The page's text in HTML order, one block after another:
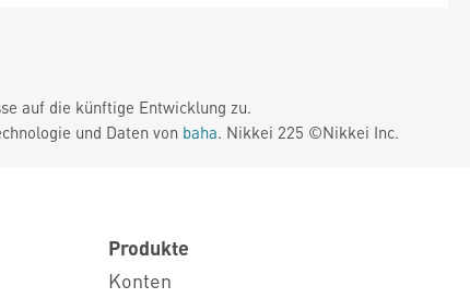
auf die künftige Entwicklung zu.
und Daten von baha. Nikkei 225 ©Nikkei Inc.
Produkte
Konten